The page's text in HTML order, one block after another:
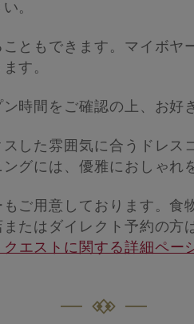
。
ともできます。マイボ
す。
時間をご確認の上、お好
した雰囲気に合うドレ
グには、優雅におしゃれ
ご用意しております。
たはダイレクト予約の方
エストに関する詳細ペー